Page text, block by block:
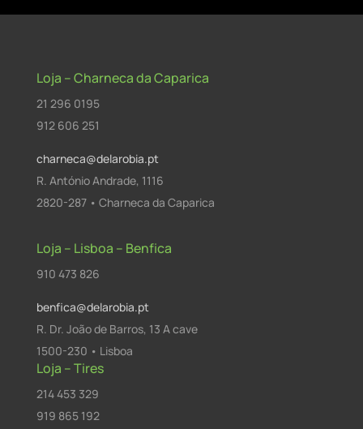
Loja – Charneca da Caparica
21 296 0195
912 606 251
charneca@delarobia.pt
R. António Andrade, 1116
2820-287 • Charneca da Caparica
Loja – Lisboa – Benfica
910 473 826
benfica@delarobia.pt
R. Dr. João de Barros, 13 A cave
1500-230 • Lisboa
Loja – Tires
214 453 329
919 865 192